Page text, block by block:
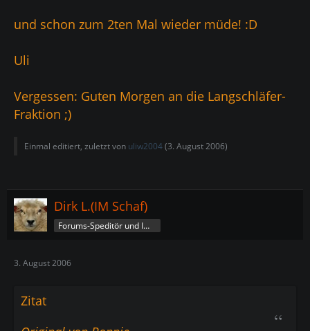
und schon zum 2ten Mal wieder müde! :D
Uli
Vergessen: Guten Morgen an die Langschläfer-
Fraktion ;)
Einmal editiert, zuletzt von uliw2004(3. August 2006)
Dirk L.(IM Schaf)
Forums-Speditör und Imperatorschaf
3. August 2006
Zitat